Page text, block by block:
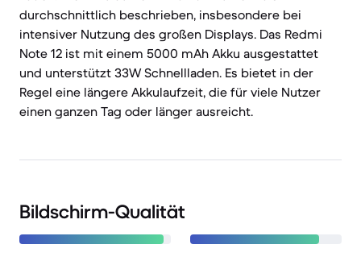
durchschnittlich beschrieben, insbesondere bei
intensiver Nutzung des großen Displays. Das Redmi
Note 12 ist mit einem 5000 mAh Akku ausgestattet
und unterstützt 33W Schnellladen. Es bietet in der
Regel eine längere Akkulaufzeit, die für viele Nutzer
einen ganzen Tag oder länger ausreicht.
Bildschirm-Qualität